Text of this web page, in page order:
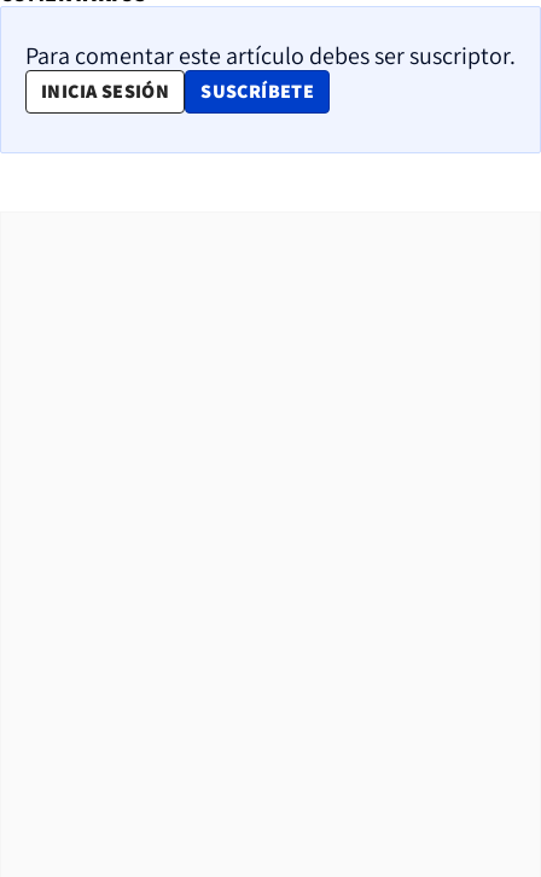
Para comentar este artículo debes ser suscriptor.
INICIA SESIÓN SUSCRÍBETE
OPENS IN NEW WINDOW